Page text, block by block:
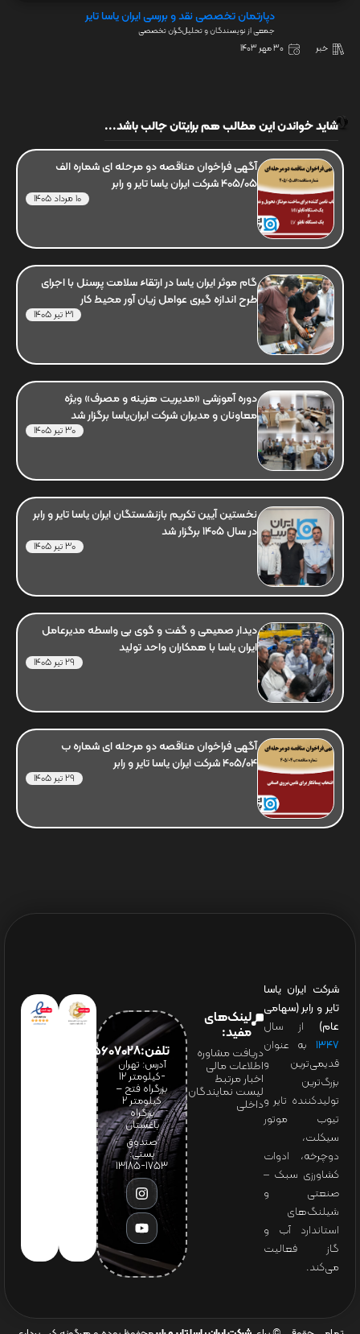
دپارتمان تخصصی نقد و بررسی ایران یاسا تایر
جمعی از نویسندگان و تحلیل‌گران تخصصی
خبر 30 مهر 1403
شاید خواندن این مطالب هم برایتان جالب باشد...
آگهی فراخوان مناقصه دو مرحله ای شماره الف
405/05 شرکت ایران یاسا تایر و رابر
10 مرداد 1405
گام موثر ایران یاسا در ارتقاء سلامت پرسنل با اجرای
طرح اندازه گیری عوامل زیان آور محیط کار
31 تیر 1405
دوره آموزشی «مدیریت هزینه و مصرف» ویژه
معاونان و مدیران شرکت ایران‌یاسا برگزار شد
30 تیر 1405
نخستین آیین تکریم بازنشستگان ایران یاسا تایر و رابر
در سال 1405 برگزار شد
30 تیر 1405
دیدار صمیمی و گفت و گوی بی واسطه مدیرعامل
ایران یاسا با همکاران واحد تولید
29 تیر 1405
آگهی فراخوان مناقصه دو مرحله ای شماره ب
405/04 شرکت ایران یاسا تایر و رابر
29 تیر 1405
شرکت ایران یاسا
تایر و رابر (سهامی
عام) از سال
۱۳۴۷ به عنوان
قدیمی‌ترین و
بزرگ‌ترین
تولیدکننده تایر و
تیوب موتور
سیکلت،
دوچرخه، ادوات
کشاورزی سبک –
صنعتی و
شیلنگ‌های
استاندارد آب و
گاز فعالیت
می‌کند.
لینک‌های
مفید:
دریافت مشاوره
اطلاعات مالی
اخبار مرتبط
لیست نمایندگان
داخلی
تلفن:65607028(021)
آدرس: تهران
-کیلومتر 12
بزرگراه فتح –
کیلومتر ۲
بزرگراه
باغستان
صندوق
پستی:
1753-13185